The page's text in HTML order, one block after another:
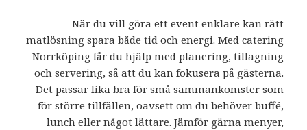
När du vill göra ett event enklare kan rätt
matlösning spara både tid och energi. Med catering
Norrköping får du hjälp med planering, tillagning
och servering, så att du kan fokusera på gästerna.
Det passar lika bra för små sammankomster som
för större tillfällen, oavsett om du behöver buffé,
lunch eller något lättare. Jämför gärna menyer,